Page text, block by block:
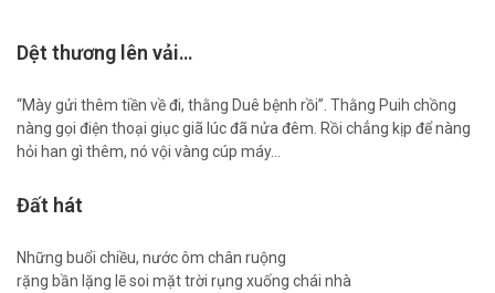
Dệt thương lên vải…
“Mày gửi thêm tiền về đi, thằng Duê bệnh rồi”. Thằng Puih chồng
nàng gọi điện thoại giục giã lúc đã nửa đêm. Rồi chẳng kịp để nàng
hỏi han gì thêm, nó vội vàng cúp máy…
Đất hát
Những buổi chiều, nước ôm chân ruộng
rặng bần lặng lẽ soi mặt trời rụng xuống chái nhà